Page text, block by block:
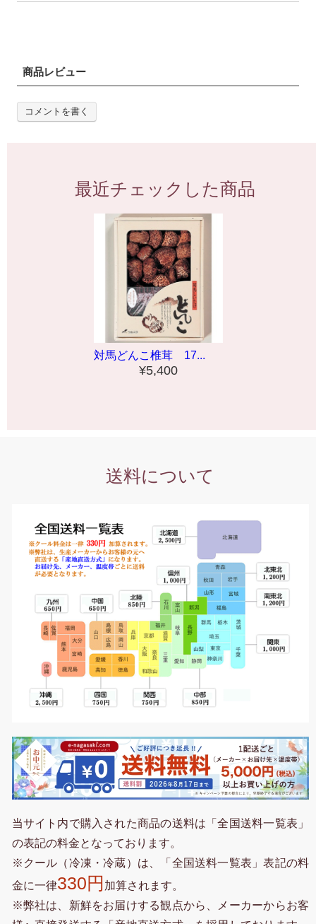
商品レビュー
コメントを書く
最近チェックした商品
対馬どんこ椎茸 17...
¥5,400
送料について
当サイト内で購入された商品の送料は「全国送料一覧表」
の表記の料金となっております。
※クール（冷凍・冷蔵）は、「全国送料一覧表」表記の料
金に一律330円 加算されます。
※弊社は、新鮮をお届けする観点から、メーカーからお客